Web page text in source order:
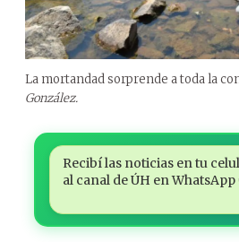
La mortandad sorprende a toda la
González.
Recibí las noticias en tu
al canal de ÚH en WhatsApp